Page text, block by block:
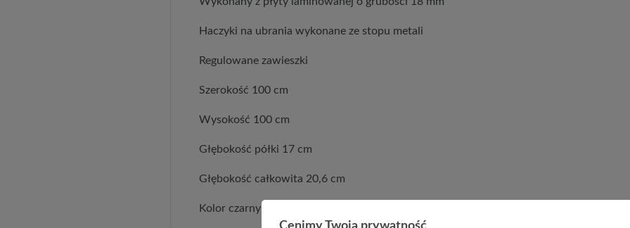
Haczyki na ubrania wykonane ze stopu metali
Regulowane zawieszki
Szerokość 100 cm
Wysokość 100 cm
Głębokość półki 17 cm
Głębokość całkowita 20,6 cm
Kolor czarny